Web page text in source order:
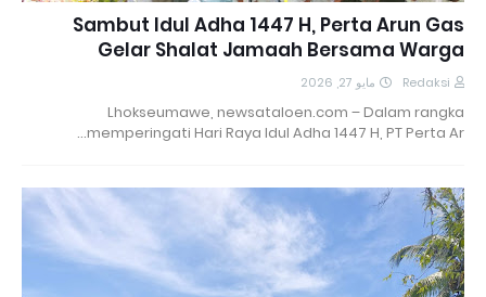
Sambut Idul Adha 1447 H, Perta Arun Gas
Gelar Shalat Jamaah Bersama Warga
Redaksi مايو 27, 2026
Lhokseumawe, newsataloen.com – Dalam rangka
memperingati Hari Raya Idul Adha 1447 H, PT Perta Ar…